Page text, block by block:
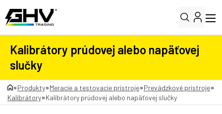
Kalibrátory prúdovej alebo napäťovej
slučky
»Produkty»Meracie a testovacie prístroje»Prevádzkové prístroje»
Kalibrátory»Kalibrátory prúdovej alebo napäťovej slučky